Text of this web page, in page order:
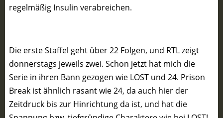
regelmäßig Insulin verabreichen.
Die erste Staffel geht über 22 Folgen, und RTL zeigt
donnerstags jeweils zwei. Schon jetzt hat mich die
Serie in ihren Bann gezogen wie LOST und 24. Prison
Break ist ähnlich rasant wie 24, da auch hier der
Zeitdruck bis zur Hinrichtung da ist, und hat die